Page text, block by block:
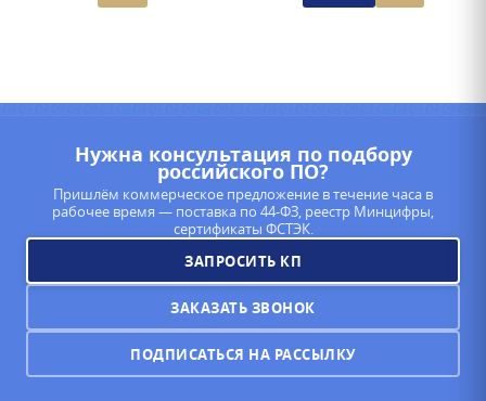
Нужна консультация по подбору
российского ПО?
Пришлём коммерческое предложение в течение часа в
рабочее время — поставка по 44-ФЗ, реестр Минцифры,
сертификаты ФСТЭК.
ЗАПРОСИТЬ КП
ЗАКАЗАТЬ ЗВОНОК
ПОДПИСАТЬСЯ НА РАССЫЛКУ